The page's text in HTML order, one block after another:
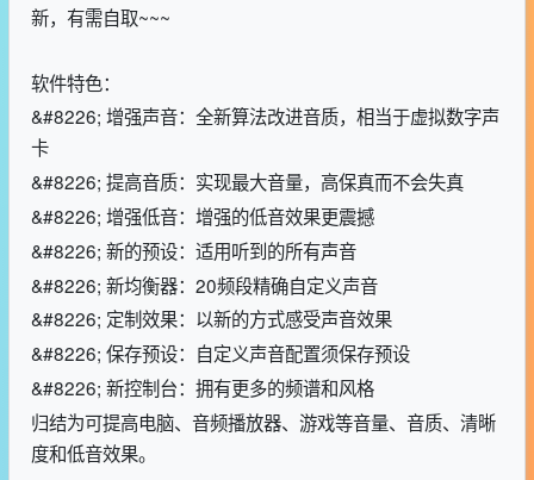
新，有需自取~~~
软件特色：
&#8226; 增强声音：全新算法改进音质，相当于虚拟数字声
卡
&#8226; 提高音质：实现最大音量，高保真而不会失真
&#8226; 增强低音：增强的低音效果更震撼
&#8226; 新的预设：适用听到的所有声音
&#8226; 新均衡器：20频段精确自定义声音
&#8226; 定制效果：以新的方式感受声音效果
&#8226; 保存预设：自定义声音配置须保存预设
&#8226; 新控制台：拥有更多的频谱和风格
归结为可提高电脑、音频播放器、游戏等音量、音质、清晰
度和低音效果。